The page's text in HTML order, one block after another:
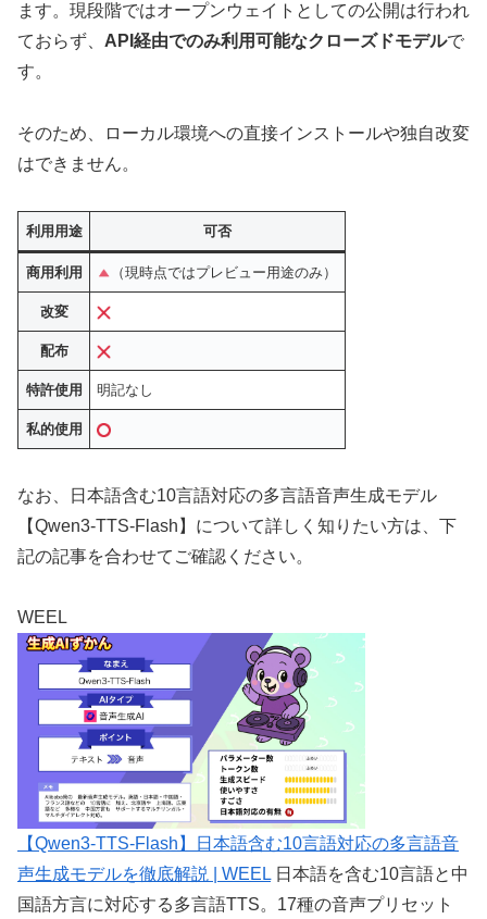
ます。現段階ではオープンウェイトとしての公開は行われ
ておらず、 API経由でのみ利用可能なクローズドモデルで
す。
そのため、ローカル環境への直接インストールや独自改変
はできません。
利用用途 可否
商用利用 （現時点ではプレビュー用途のみ）
改変
配布
特許使用 明記なし
私的使用
なお、日本語含む10言語対応の多言語音声生成モデル
【Qwen3-TTS-Flash】について詳しく知りたい方は、下
記の記事を合わせてご確認ください。
WEEL
【Qwen3-TTS-Flash】日本語含む10言語対応の多言語音
声生成モデルを徹底解説 | WEEL 日本語を含む10言語と中
国語方言に対応する多言語TTS。17種の音声プリセット